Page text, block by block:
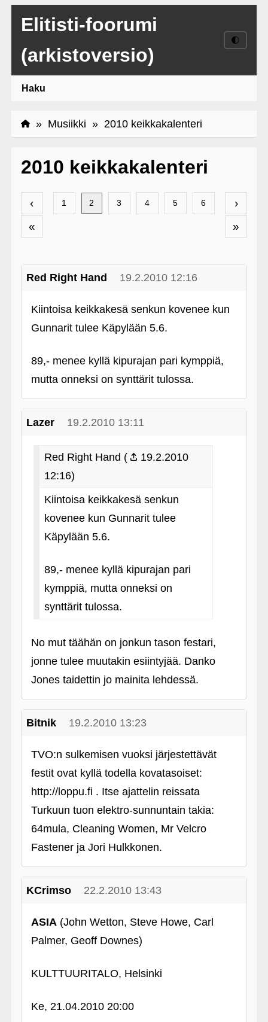
Elitisti-foorumi
(arkistoversio)
🌓
Haku
» Musiikki » 2010 keikkakalenteri
2010 keikkakalenteri
‹
«
›
»
1 2 3 4 5 6
Red Right Hand 19.2.2010 12:16
Kiintoisa keikkakesä senkun kovenee kun
Gunnarit tulee Käpylään 5.6.
89,- menee kyllä kipurajan pari kymppiä,
mutta onneksi on synttärit tulossa.
Lazer 19.2.2010 13:11
Red Right Hand (
19.2.2010
12:16)
Kiintoisa keikkakesä senkun
kovenee kun Gunnarit tulee
Käpylään 5.6.
89,- menee kyllä kipurajan pari
kymppiä, mutta onneksi on
synttärit tulossa.
No mut täähän on jonkun tason festari,
jonne tulee muutakin esiintyjää. Danko
Jones taidettin jo mainita lehdessä.
Bitnik 19.2.2010 13:23
TVO:n sulkemisen vuoksi järjestettävät
festit ovat kyllä todella kovatasoiset:
http://loppu.fi . Itse ajattelin reissata
Turkuun tuon elektro-sunnuntain takia:
64mula, Cleaning Women, Mr Velcro
Fastener ja Jori Hulkkonen.
KCrimso 22.2.2010 13:43
ASIA(John Wetton, Steve Howe, Carl
Palmer, Geoff Downes)
KULTTUURITALO, Helsinki
Ke, 21.04.2010 20:00